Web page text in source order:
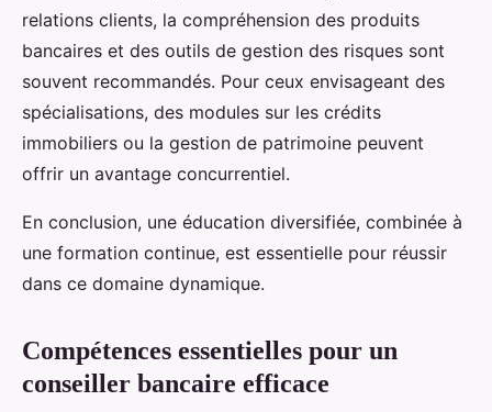
relations clients, la compréhension des produits
bancaires et des outils de gestion des risques sont
souvent recommandés. Pour ceux envisageant des
spécialisations, des modules sur les crédits
immobiliers ou la gestion de patrimoine peuvent
offrir un avantage concurrentiel.
En conclusion, une éducation diversifiée, combinée à
une formation continue, est essentielle pour réussir
dans ce domaine dynamique.
Compétences essentielles pour un
conseiller bancaire efficace